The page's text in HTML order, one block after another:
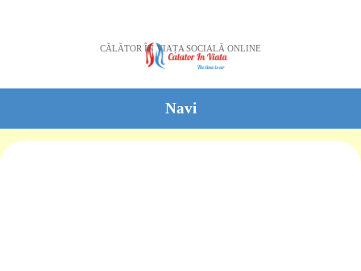
CĂLĂTOR ÎN VIAȚA SOCIALĂ ONLINE
Navi